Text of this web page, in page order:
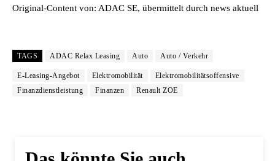
Original-Content von: ADAC SE, übermittelt durch news aktuell
TAGS ADAC Relax Leasing Auto Auto / Verkehr
E-Leasing-Angebot Elektromobilität
Elektromobilitätsoffensive
Finanzdienstleistung
Finanzen Renault ZOE